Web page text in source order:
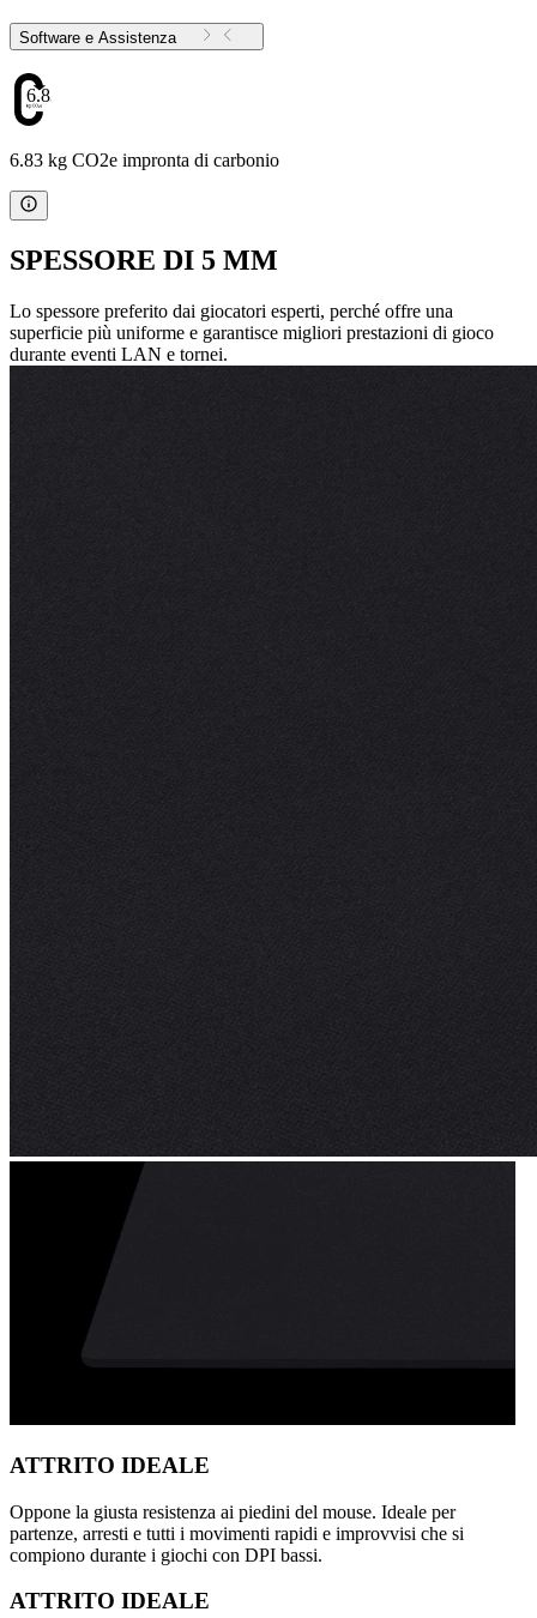
Software e Assistenza
6.83
6.83 kg CO2e impronta di carbonio
SPESSORE DI 5 MM
Lo spessore preferito dai giocatori esperti, perché offre una
superficie più uniforme e garantisce migliori prestazioni di gioco
durante eventi LAN e tornei.
ATTRITO IDEALE
Oppone la giusta resistenza ai piedini del mouse. Ideale per
partenze, arresti e tutti i movimenti rapidi e improvvisi che si
compiono durante i giochi con DPI bassi.
ATTRITO IDEALE